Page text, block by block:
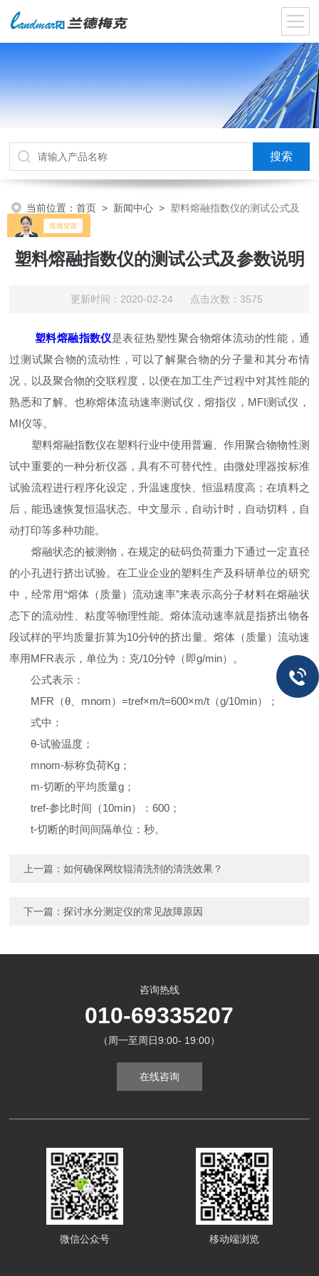
当前位置：首页 > 新闻中心 > 塑料熔融指数仪的测试公式及
参数说明
塑料熔融指数仪的测试公式及参数说明
更新时间：2020-02-24 点击次数：3575
塑料熔融指数仪是表征热塑性聚合物熔体流动的性能，通
过测试聚合物的流动性，可以了解聚合物的分子量和其分布情
况，以及聚合物的交联程度，以便在加工生产过程中对其性能的
熟悉和了解。也称熔体流动速率测试仪，熔指仪，MFI测试仪，
MI仪等。
塑料熔融指数仪在塑料行业中使用普遍、作用聚合物物性测
试中重要的一种分析仪器，具有不可替代性。由微处理器按标准
试验流程进行程序化设定，升温速度快、恒温精度高；在填料之
后，能迅速恢复恒温状态。中文显示，自动计时，自动切料，自
动打印等多种功能。
熔融状态的被测物，在规定的砝码负荷重力下通过一定直径
的小孔进行挤出试验。在工业企业的塑料生产及科研单位的研究
中，经常用“熔体（质量）流动速率”来表示高分子材料在熔融状
态下的流动性、粘度等物理性能。熔体流动速率就是指挤出物各
段试样的平均质量折算为10分钟的挤出量。熔体（质量）流动速
率用MFR表示，单位为：克/10分钟（即g/min）。
公式表示：
MFR（θ、mnom）=tref×m/t=600×m/t（g/10min）；
式中：
θ-试验温度；
mnom-标称负荷Kg；
m-切断的平均质量g；
tref-参比时间（10min）：600；
t-切断的时间间隔单位：秒。
上一篇：如何确保网纹辊清洗剂的清洗效果？
下一篇：探讨水分测定仪的常见故障原因
咨询热线
010-69335207
（周一至周日9:00- 19:00）
在线咨询
微信公众号 移动端浏览